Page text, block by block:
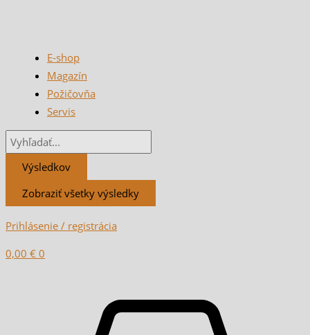
E-shop
Magazín
Požičovňa
Servis
Výsledkov
Zobraziť všetky výsledky
Prihlásenie / registrácia
0,00 € 0